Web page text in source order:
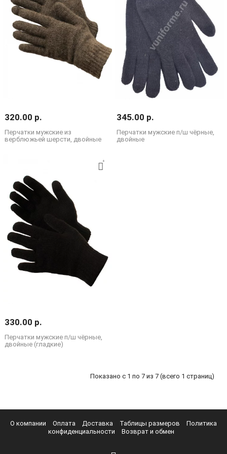
Перчатки мужские из
верблюжьей шерсти, двойные
320.00 р.
Перчатки мужские п/ш чёрные,
двойные
345.00 р.
Перчатки мужские п/ш чёрные,
двойные (гладкие)
330.00 р.
Показано с 1 по 7 из 7 (всего 1 страниц)
О компании Оплата Доставка Таблицы размеров
Политика
конфиденциальности
Возврат и обмен